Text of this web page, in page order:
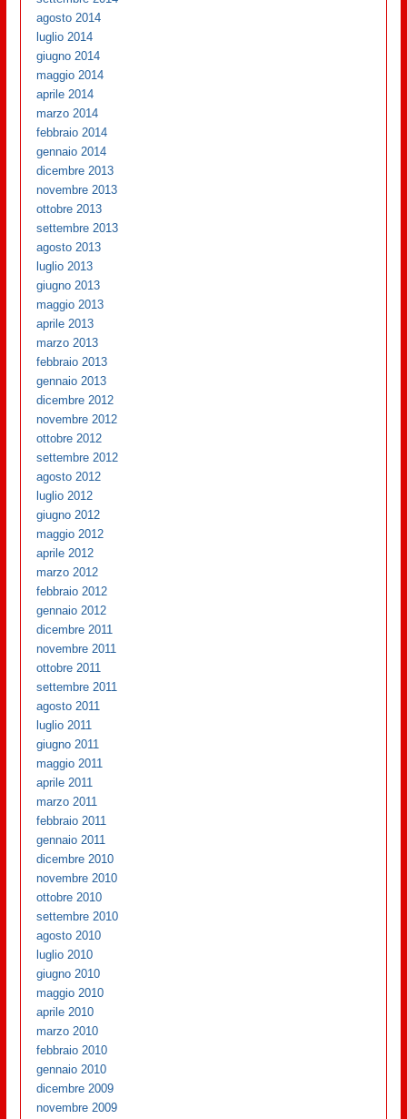
agosto 2014
luglio 2014
giugno 2014
maggio 2014
aprile 2014
marzo 2014
febbraio 2014
gennaio 2014
dicembre 2013
novembre 2013
ottobre 2013
settembre 2013
agosto 2013
luglio 2013
giugno 2013
maggio 2013
aprile 2013
marzo 2013
febbraio 2013
gennaio 2013
dicembre 2012
novembre 2012
ottobre 2012
settembre 2012
agosto 2012
luglio 2012
giugno 2012
maggio 2012
aprile 2012
marzo 2012
febbraio 2012
gennaio 2012
dicembre 2011
novembre 2011
ottobre 2011
settembre 2011
agosto 2011
luglio 2011
giugno 2011
maggio 2011
aprile 2011
marzo 2011
febbraio 2011
gennaio 2011
dicembre 2010
novembre 2010
ottobre 2010
settembre 2010
agosto 2010
luglio 2010
giugno 2010
maggio 2010
aprile 2010
marzo 2010
febbraio 2010
gennaio 2010
dicembre 2009
novembre 2009